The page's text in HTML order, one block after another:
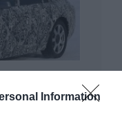
Information